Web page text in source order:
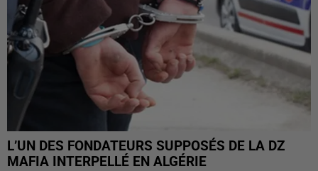
L’UN DES FONDATEURS SUPPOSÉS DE LA DZ
MAFIA INTERPELLÉ EN ALGÉRIE